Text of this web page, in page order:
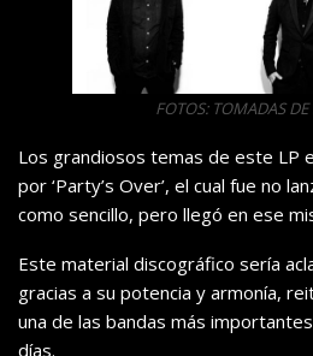
FOTOS: TOMADAS
Los grandiosos temas de este LP
por ‘Party’s Over’, el cual fue no
como sencillo, pero llegó en ese
Este material discográfico sería
gracias a su potencia y armonía,
una de las bandas más
días.